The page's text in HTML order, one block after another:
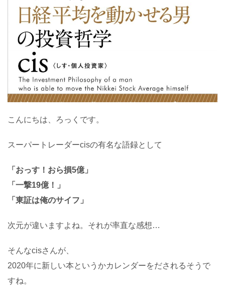
こんにちは、ろっくです。
スーパートレーダーcisの有名な語録として
「おっす！おら損5億」
「一撃19億！」
「東証は俺のサイフ」
次元が違いますよね。それが率直な感想…
そんなcisさんが、
2020年に新しい本というかカレンダーをだされるそうで
すね。